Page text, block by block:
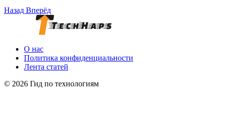
Назад Вперёд
О нас
Политика конфиденциальности
Лента статей
© 2026 Гид по технологиям